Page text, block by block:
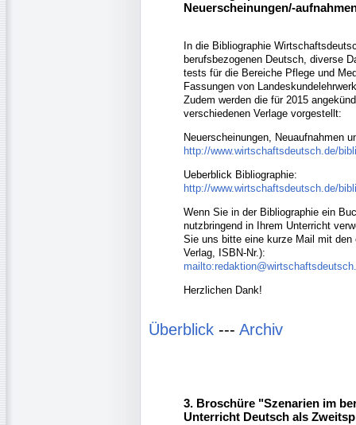
Neuerscheinungen/-
In die Bibliographie
berufsbezogenen Deutsch, diverse
tests für die Bereiche Pflege und
Fassungen von
Zudem werden die für 2015
verschiedenen Verlage vorgestellt:
Neuerscheinungen, Neuaufnahmen
http://www.wirtschaftsdeutsch.de/
Ueberblick Bibliographie:
http://www.wirtschaftsdeutsch.de/
Wenn Sie in der Bibliographie ein
nutzbringend in Ihrem Unterricht
Sie uns bitte eine kurze Mail mit den
Verlag, ISBN-Nr.):
Herzlichen Dank!
Überblick --- Archiv
3. Broschüre "Szenarien im
Unterricht Deutsch als